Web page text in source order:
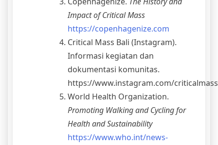
Impact of Critical Mass
https://copenhagenize.com
Critical Mass Bali (Instagram).
Informasi kegiatan dan
dokumentasi komunitas.
https://www.instagram.com/
World Health Organization.
Promoting Walking and Cycling for
Health and Sustainability
https://www.who.int/news-